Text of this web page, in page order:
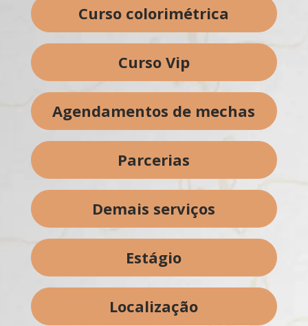
Curso colorimétrica
Curso Vip
Agendamentos de mechas
Parcerias
Demais serviços
Estágio
Localização